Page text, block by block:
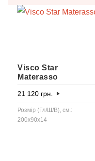
Visco Star
Materasso
21 120 грн.
Розмір (Гл/Ш/В), см.:
200x90x14